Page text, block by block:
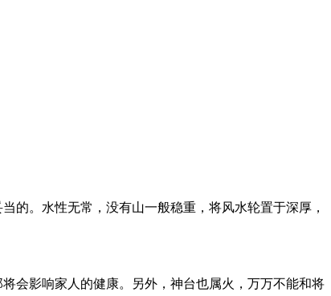
的。水性无常，没有山一般稳重，将风水轮置于深厚，
会影响家人的健康。另外，神台也属火，万万不能和将